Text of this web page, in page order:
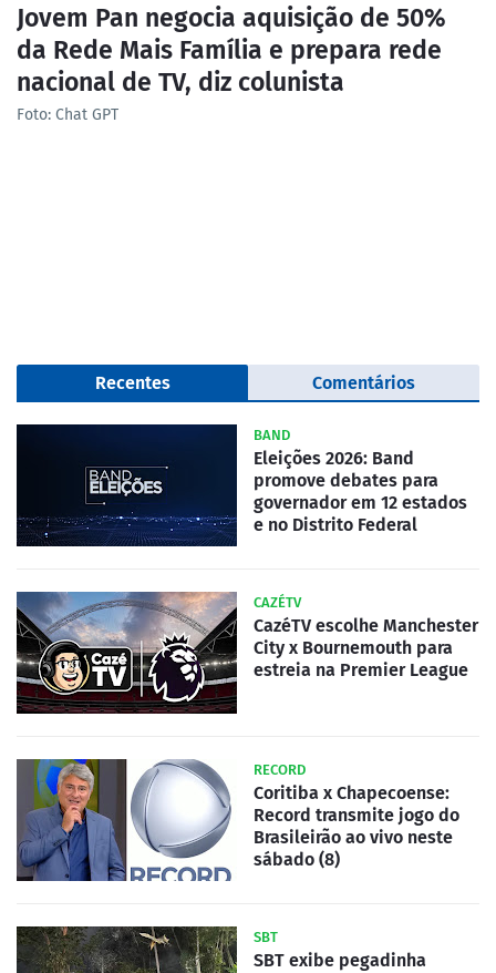
Jovem Pan negocia aquisição de 50%
da Rede Mais Família e prepara rede
nacional de TV, diz colunista
Foto: Chat GPT
Recentes Comentários
BAND
Eleições 2026: Band
promove debates para
governador em 12 estados
e no Distrito Federal
CAZÉTV
CazéTV escolhe Manchester
City x Bournemouth para
estreia na Premier League
RECORD
Coritiba x Chapecoense:
Record transmite jogo do
Brasileirão ao vivo neste
sábado (8)
SBT
SBT exibe pegadinha